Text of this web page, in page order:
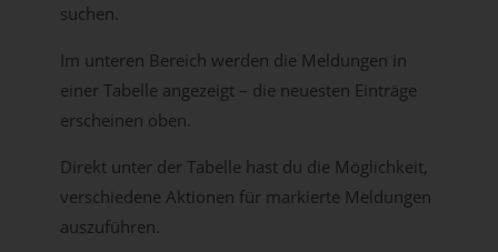
suchen.
Im unteren Bereich werden die Meldungen in
einer Tabelle angezeigt – die neuesten Einträge
erscheinen oben.
Direkt unter der Tabelle hast du die Möglichkeit,
verschiedene Aktionen für markierte Meldungen
auszuführen.